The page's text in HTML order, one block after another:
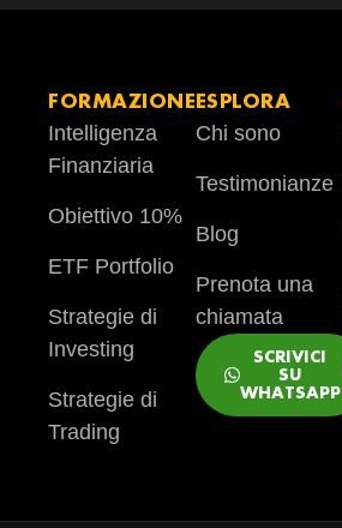
FORMAZIONE
Intelligenza
Finanziaria
Obiettivo 10%
ETF Portfolio
Strategie di
Investing
Strategie di
Trading
ESPLORA
Chi sono
Testimonianze
Blog
Prenota una
chiamata
SCRIVICI
SU
WHATSAPP